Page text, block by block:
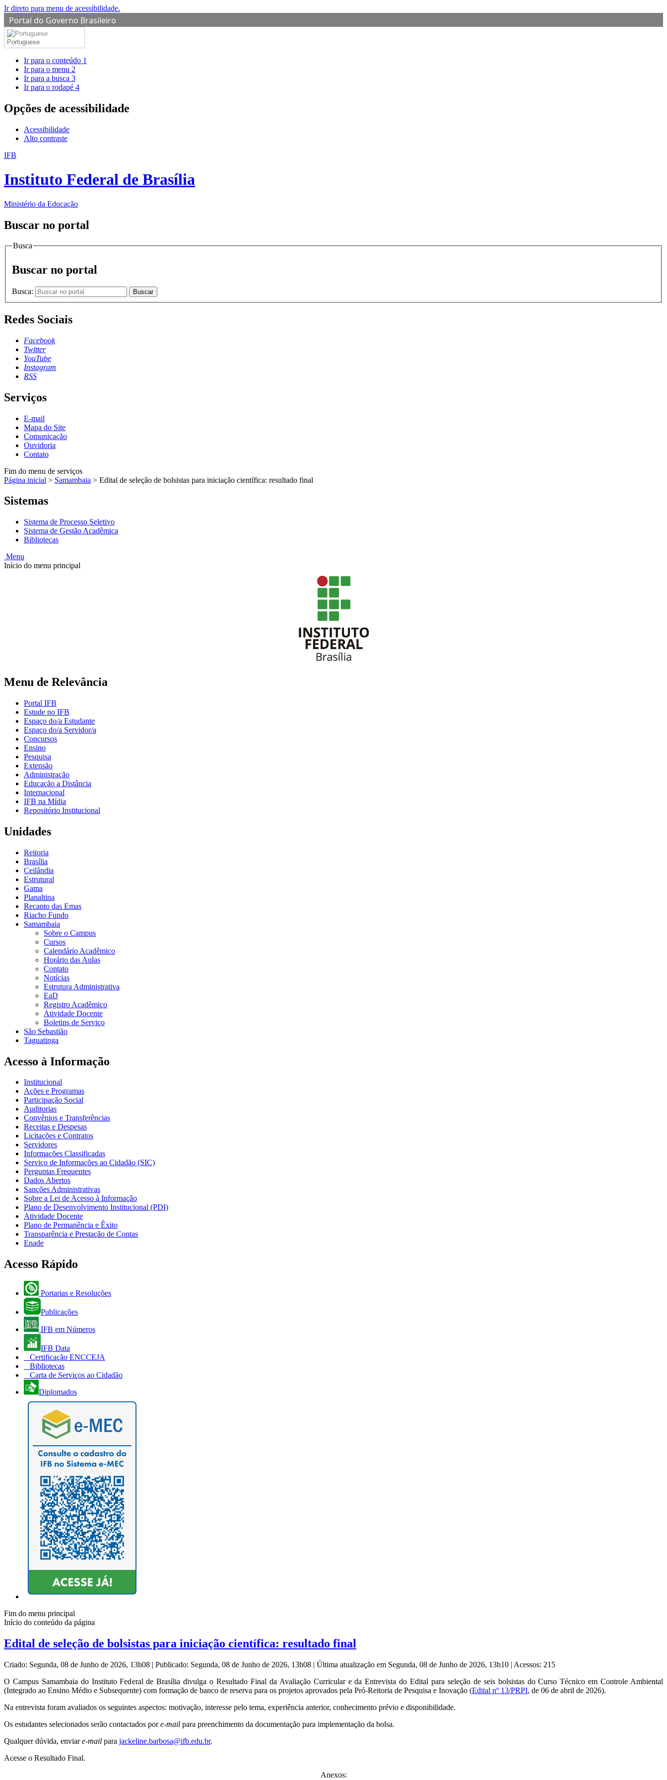
Ir direto para menu de acessibilidade.
Portal do Governo Brasileiro
Portuguese
Ir para o conteúdo 1
Ir para o menu 2
Ir para a busca 3
Ir para o rodapé 4
Opções de acessibilidade
Acessibilidade
Alto contraste
IFB
Instituto Federal de Brasília
Ministério da Educação
Buscar no portal
Busca
Buscar no portal
Busca: Buscar
Redes Sociais
Facebook
Twitter
YouTube
Instagram
RSS
Serviços
E-mail
Mapa do Site
Comunicação
Ouvidoria
Contato
Fim do menu de serviços
Página inicial > Samambaia > Edital de seleção de bolsistas para iniciação científica: resultado final
Sistemas
Sistema de Processo Seletivo
Sistema de Gestão Acadêmica
Bibliotecas
Menu
Início do menu principal
Menu de Relevância
Portal IFB
Estude no IFB
Espaço do/a Estudante
Espaço do/a Servidor/a
Concursos
Ensino
Pesquisa
Extensão
Administração
Educação a Distância
Internacional
IFB na Mídia
Repositório Institucional
Unidades
Reitoria
Brasília
Ceilândia
Estrutural
Gama
Planaltina
Recanto das Emas
Riacho Fundo
Samambaia
Sobre o Campus
Cursos
Calendário Acadêmico
Horário das Aulas
Contato
Notícias
Estrutura Administrativa
EaD
Registro Acadêmico
Atividade Docente
Boletins de Serviço
São Sebastião
Taguatinga
Acesso à Informação
Institucional
Ações e Programas
Participação Social
Auditorias
Convênios e Transferências
Receitas e Despesas
Licitações e Contratos
Servidores
Informações Classificadas
Serviço de Informações ao Cidadão (SIC)
Perguntas Frequentes
Dados Abertos
Sanções Administrativas
Sobre a Lei de Acesso à Informação
Plano de Desenvolvimento Institucional (PDI)
Atividade Docente
Plano de Permanência e Êxito
Transparência e Prestação de Contas
Enade
Acesso Rápido
Portarias e Resoluções
Publicações
IFB em Números
IFB Data
Certificação ENCCEJA
Bibliotecas
Carta de Serviços ao Cidadão
Diplomados
Fim do menu principal
Início do conteúdo da página
Edital de seleção de bolsistas para iniciação científica: resultado final
Criado: Segunda, 08 de Junho de 2026, 13h08 | Publicado: Segunda, 08 de Junho de 2026, 13h08 | Última atualização em Segunda, 08 de Junho de 2026, 13h10 | Acessos: 215
O Campus Samambaia do Instituto Federal de Brasília divulga o Resultado Final da Avaliação Curricular e da Entrevista do Edital para seleção de seis bolsistas do Curso Técnico em Controle Ambiental
(Integrado ao Ensino Médio e Subsequente) com formação de banco de reserva para os projetos aprovados pela Pró-Reitoria de Pesquisa e Inovação (Edital nº 13/PRPI, de 06 de abril de 2026).
Na entrevista foram avaliados os seguintes aspectos: motivação, interesse pelo tema, experiência anterior, conhecimento prévio e disponibilidade.
Os estudantes selecionados serão contactados pore-mail para preenchimento da documentação para implementação da bolsa.
Qualquer dúvida, enviare-mail para jackeline.barbosa@ifb.edu.br.
Acesse o Resultado Final.
Anexos: